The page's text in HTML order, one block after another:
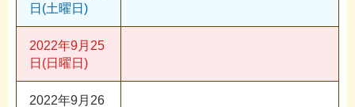
日(土曜日)
2022年9月25
日(日曜日)
2022年9月26